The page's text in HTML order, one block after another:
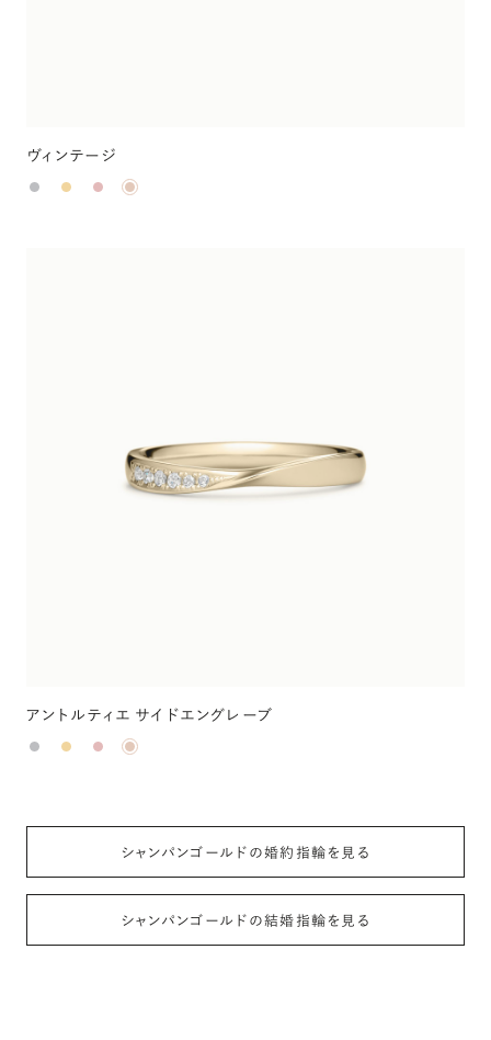
ヴィンテージ
アントルティエ サイドエングレーブ
シャンパンゴールドの婚約指輪を見る
シャンパンゴールドの結婚指輪を見る